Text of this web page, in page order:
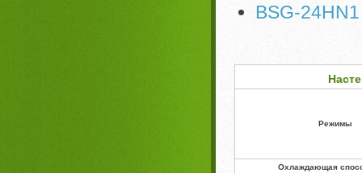
BSG-24HN1
Режимы
Охлаждающая